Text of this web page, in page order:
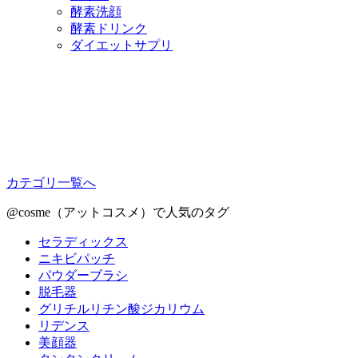
酵素洗顔
酵素ドリンク
ダイエットサプリ
カテゴリ一覧へ
@cosme（アットコスメ）で人気のタグ
セラディックス
ニキビパッチ
パウダーブラシ
脱毛器
グリチルリチン酸ジカリウム
リデンス
美顔器